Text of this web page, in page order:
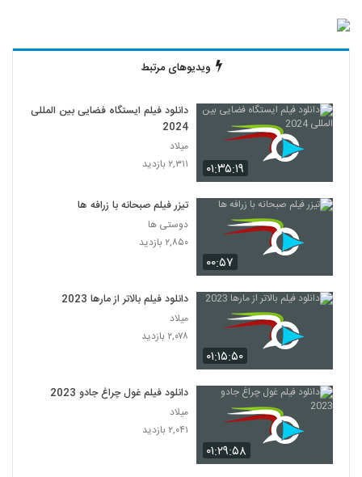
ویدیوهای مرتبط
۰۱:۳۵:۱۹
دانلود فیلم ایستگاه فضایی بین المللی
2024
میلاد
۲,۳۱۱ بازدید
۰۰:۵۷
تیزر فیلم صبحانه با زرافه ها
دوستی ها
۲,۸۵۰ بازدید
۰۱:۱۵:۵۰
دانلود فیلم بالاتر از مارها 2023
میلاد
۲,۰۷۸ بازدید
۰۱:۲۹:۵۸
دانلود فیلم غول چراغ جادو 2023
میلاد
۲,۰۴۱ بازدید